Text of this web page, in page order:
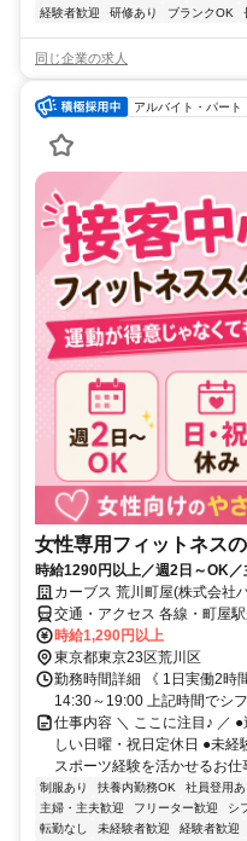
経験者歓迎
研修あり ブランクOK
同じ企業の求人
アルバイト・パート
女性専用フィットネス
時給1290円以上／週2日～OK
カーブス 荒川町屋(株式会社
交通・アクセス 各線・町屋
時給1,290円以上
東京都東京23区荒川区
勤務時間詳細 《 1日実働2時
14:30～19:00 上記時間でシ
仕事内容 ＼ ここに注目♪ ／
しい日曜・祝日定休日 ●未
スポーツ経験を活かせるお
制服あり 扶養内勤務OK 社員登用あ
主婦・主夫歓迎
フリーター歓迎 シ
転勤なし
未経験者歓迎 経験者歓迎